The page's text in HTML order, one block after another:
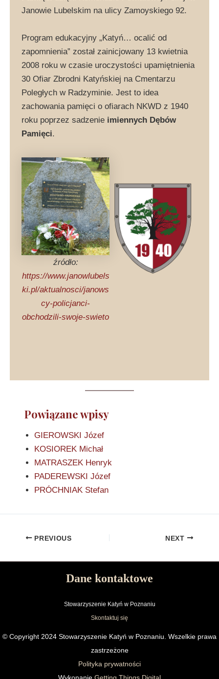
Janowie Lubelskim na ulicy Zamoyskiego 92.
Program edukacyjny „Katyń… ocalić od
zapomnienia” został zainicjowany 13 kwietnia
2008 roku w czasie uroczystości upamiętnienia
30 Ofiar Zbrodni Katyńskiej na Cmentarzu
Poległych w Radzyminie. Jest to idea
zachowania pamięci o ofiarach NKWD z 1940
roku poprzez sadzenie imiennych Dębów
Pamięci.
źródło:
https://www.janowlubels
ki.pl/aktualnosci/janows
cy-policjanci-
obchodzili-swoje-swieto
Powiązane wpisy
GIEROWSKI Józef
KOSIOREK Michał
MATRASZEK Henryk
PADEREWSKI Józef
PRÓCHNIAK Stefan
PREVIOUS NEXT
Dane kontaktowe
Stowarzyszenie Katyń w Poznaniu
Skontaktuj się
© Copyright 2024 Stowarzyszenie Katyń w Poznaniu. Wszelkie prawa
zastrzeżone
Polityka prywatności